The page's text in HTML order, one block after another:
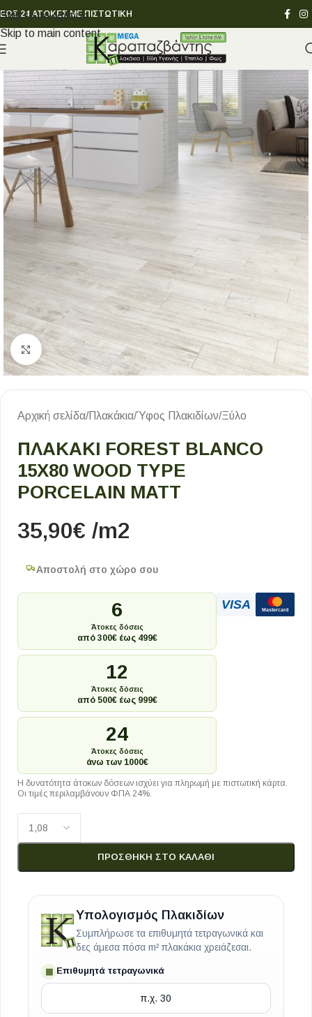
Skip to navigation
Skip to main content
ΕΩΣ 24 ΑΤΟΚΕΣ ΜΕ ΠΙΣΤΩΤΙΚΗ
Κλικ για μεγέθυνση
Αρχική σελίδα/Πλακάκια/Ύφος Πλακιδίων/Ξύλο
ΠΛΑΚΑΚΙ FOREST BLANCO
15X80 WOOD TYPE
PORCELAIN MATT
35,90€ /m2
Αποστολή στο χώρο σου
6
Άτοκες δόσεις
από 300€ έως 499€
12
Άτοκες δόσεις
από 500€ έως 999€
24
Άτοκες δόσεις
άνω των 1000€
VISA Mastercard
Η δυνατότητα άτοκων δόσεων ισχύει για πληρωμή με πιστωτική κάρτα.
Οι τιμές περιλαμβάνουν ΦΠΑ 24%.
ΠΡΟΣΘΉΚΗ ΣΤΟ ΚΑΛΆΘΙ
Υπολογισμός Πλακιδίων
Συμπλήρωσε τα επιθυμητά τετραγωνικά και
δες άμεσα πόσα m² πλακάκια χρειάζεσαι.
▦ Επιθυμητά τετραγωνικά